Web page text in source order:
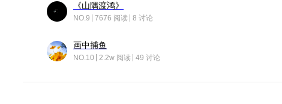
《山隅渡鸿》
NO.9 7676 阅读 8 讨论
画中捕鱼
NO.10 2.2w 阅读 49 讨论